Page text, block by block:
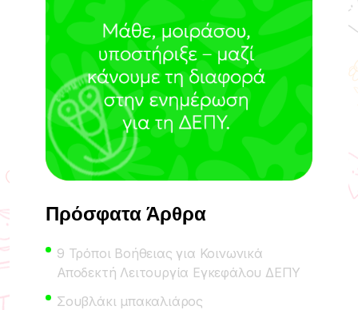
Πρόσφατα Άρθρα
9 Τρόποι Βοήθειας για Κοινωνικά
Αποδεκτή Λειτουργία Εγκεφάλου ΔΕΠΥ
Σουβλάκι μπακαλιάρος